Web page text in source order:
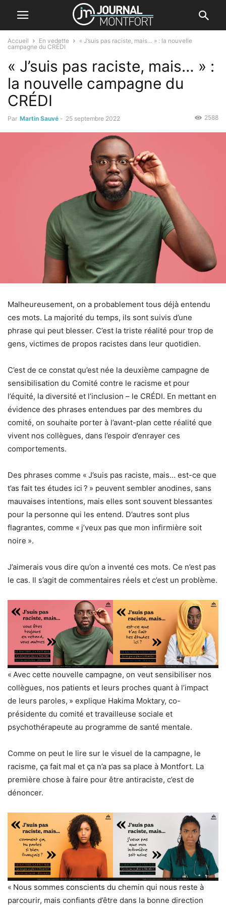
Accueil En vedette
« J’suis pas raciste, mais… » : la nouvelle
campagne du CRÉDI
« J’suis pas raciste, mais… » :
la nouvelle campagne du
CRÉDI
Par Martin Sauvé - 25 septembre 2022 2588
Malheureusement, on a probablement tous déjà entendu
ces mots. La majorité du temps, ils sont suivis d’une
phrase qui peut blesser. C’est la triste réalité pour trop de
gens, victimes de propos racistes dans leur quotidien.
C’est de ce constat qu’est née la deuxième campagne de
sensibilisation du Comité contre le racisme et pour
l’équité, la diversité et l’inclusion – le CRÉDI. En mettant en
évidence des phrases entendues par des membres du
comité, on souhaite porter à l’avant-plan cette réalité que
vivent nos collègues, dans l’espoir d’enrayer ces
comportements.
Des phrases comme « J’suis pas raciste, mais… est-ce que
t’as fait tes études ici ? » peuvent sembler anodines, sans
mauvaises intentions, mais elles sont souvent blessantes
pour la personne qui les entend. D’autres sont plus
flagrantes, comme « j’veux pas que mon infirmière soit
noire ».
J’aimerais vous dire qu’on a inventé ces mots. Ce n’est pas
le cas. Il s’agit de commentaires réels et c’est un problème.
« Avec cette nouvelle campagne, on veut sensibiliser nos
collègues, nos patients et leurs proches quant à l’impact
de leurs paroles, » explique Hakima Moktary, co-
présidente du comité et travailleuse sociale et
psychothérapeute au programme de santé mentale.
Comme on peut le lire sur le visuel de la campagne, le
racisme, ça fait mal et ça n’a pas sa place à Montfort. La
première chose à faire pour être antiraciste, c’est de
dénoncer.
« Nous sommes conscients du chemin qui nous reste à
parcourir, mais confiants d’être dans la bonne direction